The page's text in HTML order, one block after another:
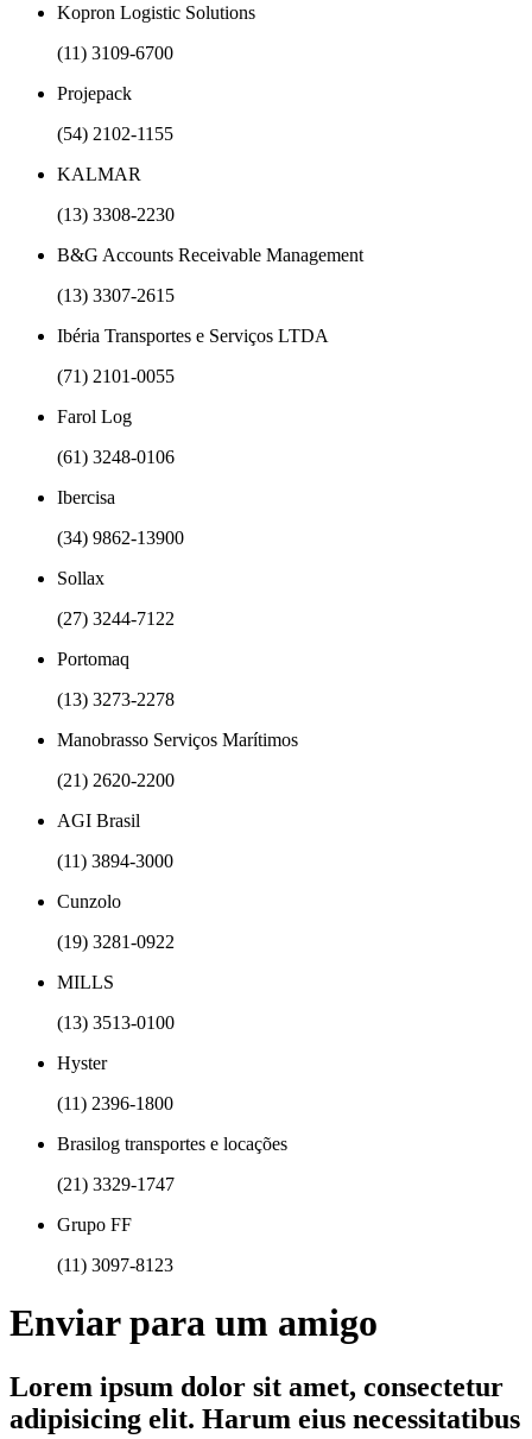
Kopron Logistic Solutions
(11) 3109-6700
Projepack
(54) 2102-1155
KALMAR
(13) 3308-2230
B&G Accounts Receivable Management
(13) 3307-2615
Ibéria Transportes e Serviços LTDA
(71) 2101-0055
Farol Log
(61) 3248-0106
Ibercisa
(34) 9862-13900
Sollax
(27) 3244-7122
Portomaq
(13) 3273-2278
Manobrasso Serviços Marítimos
(21) 2620-2200
AGI Brasil
(11) 3894-3000
Cunzolo
(19) 3281-0922
MILLS
(13) 3513-0100
Hyster
(11) 2396-1800
Brasilog transportes e locações
(21) 3329-1747
Grupo FF
(11) 3097-8123
Enviar para um amigo
Lorem ipsum dolor sit amet, consectetur
adipisicing elit. Harum eius necessitatibus